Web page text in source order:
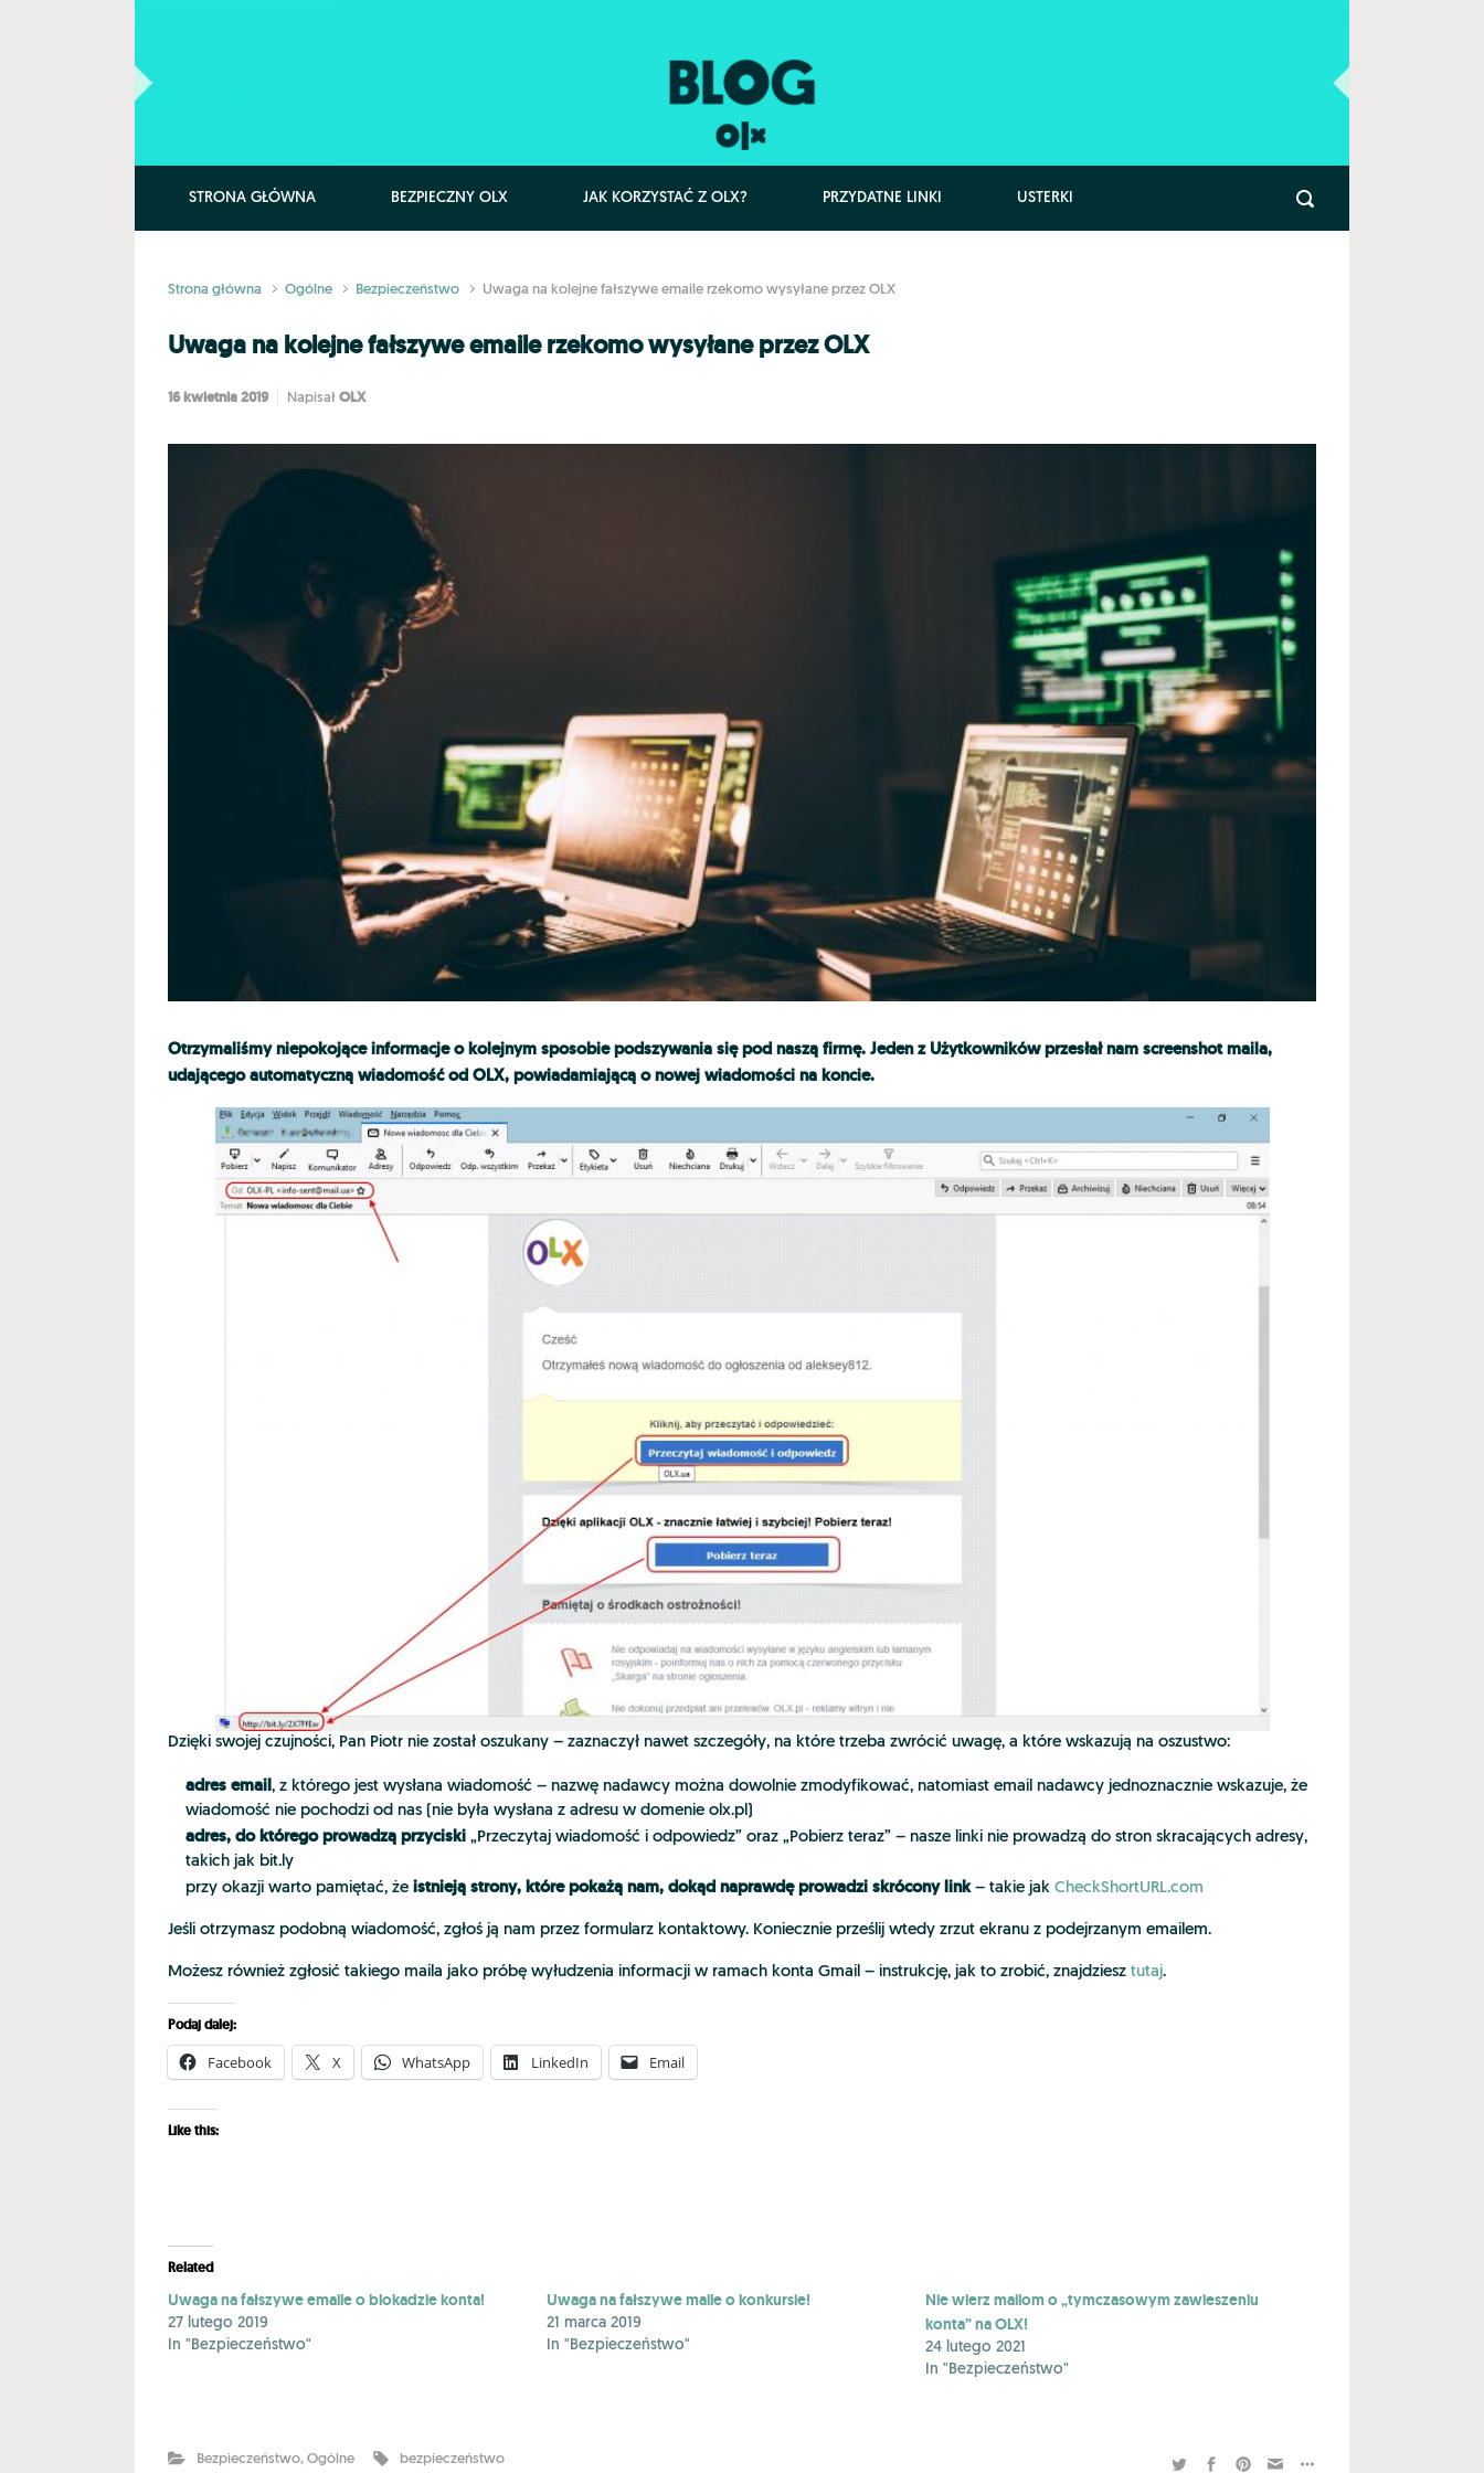
STRONA GŁÓWNA BEZPIECZNY OLX JAK KORZYSTAĆ Z OLX? PRZYDATNE LINKI USTERKI
Strona główna Ogólne Bezpieczeństwo Uwaga na kolejne fałszywe emaile rzekomo wysyłane przez OLX
Uwaga na kolejne fałszywe emaile rzekomo wysyłane przez OLX
16 kwietnia 2019 Napisał OLX
Otrzymaliśmy niepokojące informacje o kolejnym sposobie podszywania się pod naszą firmę. Jeden z Użytkowników przesłał nam screenshot maila,
udającego automatyczną wiadomość od OLX, powiadamiającą o nowej wiadomości na koncie.
Dzięki swojej czujności, Pan Piotr nie został oszukany – zaznaczył nawet szczegóły, na które trzeba zwrócić uwagę, a które wskazują na oszustwo:
adres email, z którego jest wysłana wiadomość – nazwę nadawcy można dowolnie zmodyfikować, natomiast email nadawcy jednoznacznie wskazuje, że
wiadomość nie pochodzi od nas (nie była wysłana z adresu w domenie olx.pl)
adres, do którego prowadzą przyciski „Przeczytaj wiadomość i odpowiedz” oraz „Pobierz teraz” – nasze linki nie prowadzą do stron skracających adresy,
takich jak bit.ly
przy okazji warto pamiętać, że istnieją strony, które pokażą nam, dokąd naprawdę prowadzi skrócony link– takie jak CheckShortURL.com
Jeśli otrzymasz podobną wiadomość, zgłoś ją nam przez formularz kontaktowy. Koniecznie prześlij wtedy zrzut ekranu z podejrzanym emailem.
Możesz również zgłosić takiego maila jako próbę wyłudzenia informacji w ramach konta Gmail – instrukcję, jak to zrobić, znajdziesz tutaj.
Podaj dalej:
Facebook X WhatsApp LinkedIn Email
Like this:
Related
Uwaga na fałszywe emaile o blokadzie konta!
27 lutego 2019
In "Bezpieczeństwo"
Uwaga na fałszywe maile o konkursie!
21 marca 2019
In "Bezpieczeństwo"
Nie wierz mailom o „tymczasowym zawieszeniu
konta” na OLX!
24 lutego 2021
In "Bezpieczeństwo"
Bezpieczeństwo, Ogólne bezpieczeństwo